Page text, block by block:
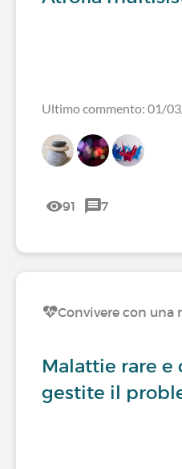
Ultimo commento: 01/
91 7
Convivere con una
Malattie rare e
gestite il